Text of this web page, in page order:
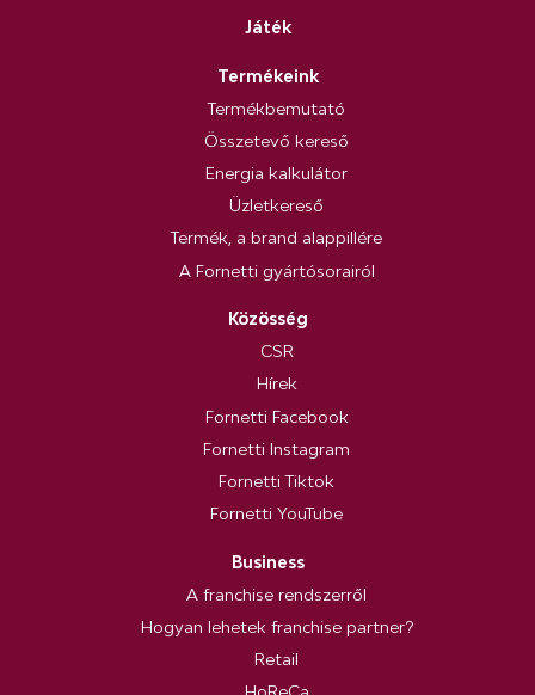
Játék
Termékeink
Termékbemutató
Összetevő kereső
Energia kalkulátor
Üzletkereső
Termék, a brand alappillére
A Fornetti gyártósorairól
Közösség
CSR
Hírek
Fornetti Facebook
Fornetti Instagram
Fornetti Tiktok
Fornetti YouTube
Business
A franchise rendszerről
Hogyan lehetek franchise partner?
Retail